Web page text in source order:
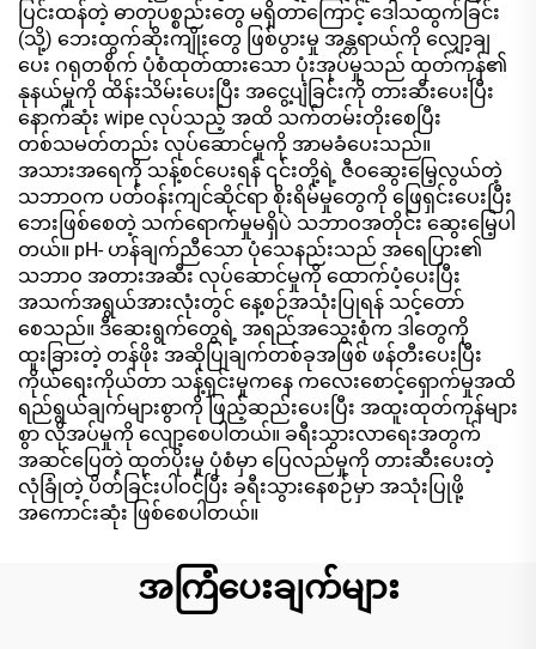
ပြင်းထန်တဲ့ ဓာတုပစ္စည်းတွေ မရှိတာကြောင့် ဒေါသထွက်ခြင်း
(သို့) ဘေးထွက်ဆိုးကျိုးတွေ ဖြစ်ပွားမှု အန္တရာယ်ကို လျှော့ချ
ပေး ဂရုတစိုက် ပုံစံထုတ်ထားသော ပုံးအုပ်မှုသည် ထုတ်ကုန်၏
နုနယ်မှုကို ထိန်းသိမ်းပေးပြီး အငွေ့ပျံခြင်းကို တားဆီးပေးပြီး
နောက်ဆုံး wipe လုပ်သည့် အထိ သက်တမ်းတိုးစေပြီး
တစ်သမတ်တည်း လုပ်ဆောင်မှုကို အာမခံပေးသည်။
အသားအရေကို သန့်စင်ပေးရန် ၎င်းတို့ရဲ့ ဇီဝဆွေးမြေ့လွယ်တဲ့
သဘာဝက ပတ်ဝန်းကျင်ဆိုင်ရာ စိုးရိမ်မှုတွေကို ဖြေရှင်းပေးပြီး
ဘေးဖြစ်စေတဲ့ သက်ရောက်မှုမရှိပဲ သဘာဝအတိုင်း ဆွေးမြေ့ပါ
တယ်။ pH- ဟန်ချက်ညီသော ပုံသေနည်းသည် အရေပြား၏
သဘာဝ အတားအဆီး လုပ်ဆောင်မှုကို ထောက်ပံ့ပေးပြီး
အသက်အရွယ်အားလုံးတွင် နေ့စဉ်အသုံးပြုရန် သင့်တော်
စေသည်။ ဒီဆေးရွက်တွေရဲ့ အရည်အသွေးစုံက ဒါတွေကို
ထူးခြားတဲ့ တန်ဖိုး အဆိုပြုချက်တစ်ခုအဖြစ် ဖန်တီးပေးပြီး
ကိုယ်ရေးကိုယ်တာ သန့်ရှင်းမှုကနေ ကလေးစောင့်ရှောက်မှုအထိ
ရည်ရွယ်ချက်များစွာကို ဖြည့်ဆည်းပေးပြီး အထူးထုတ်ကုန်များ
စွာ လိုအပ်မှုကို လျော့စေပါတယ်။ ခရီးသွားလာရေးအတွက်
အဆင်ပြေတဲ့ ထုတ်ပိုးမှု ပုံစံမှာ ပြေလည်မှုကို တားဆီးပေးတဲ့
လုံခြုံတဲ့ ပိတ်ခြင်းပါဝင်ပြီး ခရီးသွားနေစဉ်မှာ အသုံးပြုဖို့
အကောင်းဆုံး ဖြစ်စေပါတယ်။
အကြံပေးချက်များ